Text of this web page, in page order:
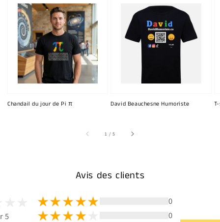
Chandail du jour de Pi π David Beauchesne Humoriste
1 /sur
5
Avis des clients
5
0
0